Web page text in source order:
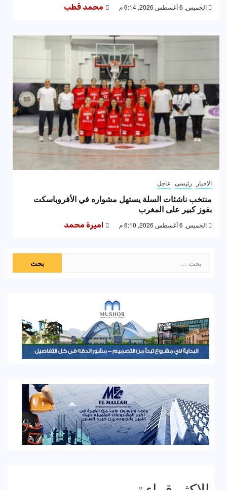
الخميس, 6 أغسطس 2026, 6:14 م محمد قطب
الاخبار رئيسى عاجل
منتخب ناشئات السلة يستهل مشواره في الأفروباسكت
بفوز كبير على المغرب
الخميس, 6 أغسطس 2026, 6:10 م اميرة محمد
عن: